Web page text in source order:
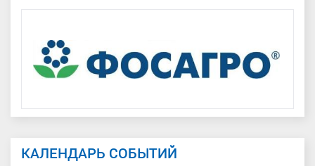
КАЛЕНДАРЬ СОБЫТИЙ